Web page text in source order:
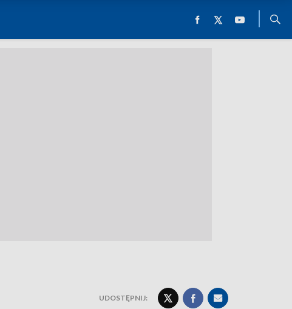
UDOSTĘPNIJ: